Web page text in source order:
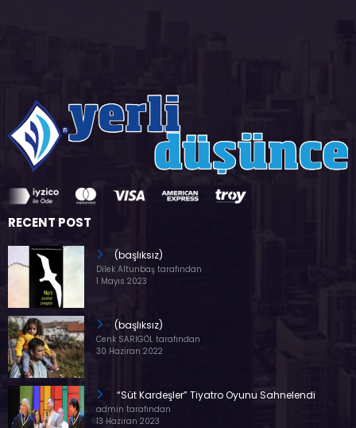
RECENT POST
(başlıksız)
Dilek Altunbaş tarafından
1 Mayıs 2023
(başlıksız)
Cenk SARIGÖL tarafından
30 Haziran 2022
“Süt Kardeşler” Tiyatro Oyunu Sahnelendi
admin tarafından
13 Haziran 2023